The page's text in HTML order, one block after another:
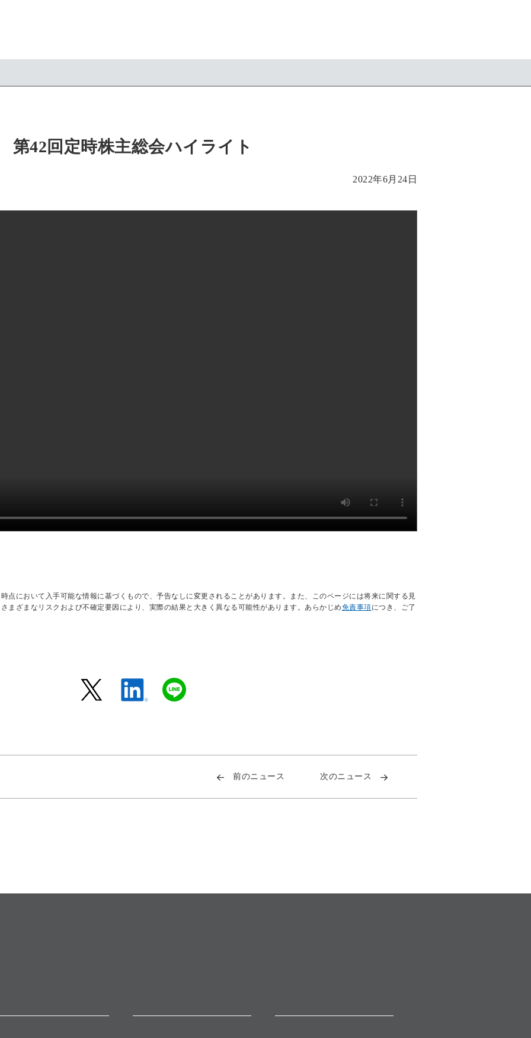
第42回定時株主総会ハイライト
2022年6月24日
点において入手可能な情報に基づくもので、予告なしに変更されることがあります。また、このページには将来に関する見
まざまなリスクおよび不確定要因により、実際の結果と大きく異なる可能性があります。あらかじめ免責事項につき、ご了
前のニュース 次のニュース